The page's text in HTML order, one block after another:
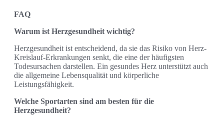
FAQ
Warum ist Herzgesundheit wichtig?
Herzgesundheit ist entscheidend, da sie das Risiko von Herz-
Kreislauf-Erkrankungen senkt, die eine der häufigsten
Todesursachen darstellen. Ein gesundes Herz unterstützt auch
die allgemeine Lebensqualität und körperliche
Leistungsfähigkeit.
Welche Sportarten sind am besten für die
Herzgesundheit?